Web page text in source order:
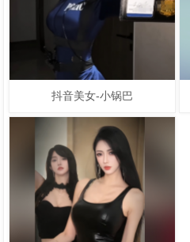
2025-06-24
抖音美女-小锅巴